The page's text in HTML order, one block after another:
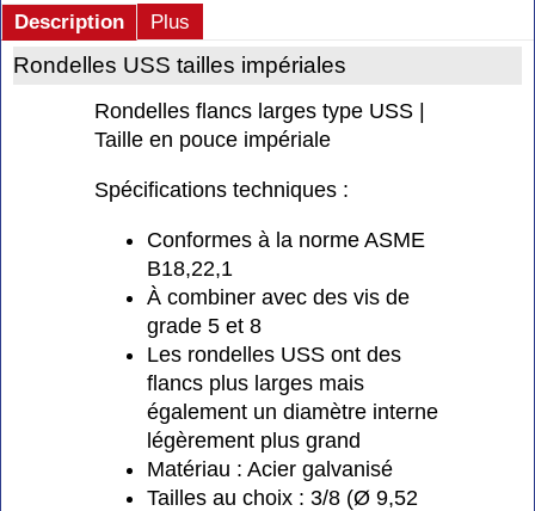
Description Plus
Rondelles USS tailles impériales
Rondelles flancs larges type USS |
Taille en pouce impériale
Spécifications techniques :
Conformes à la norme ASME
B18,22,1
À combiner avec des vis de
grade 5 et 8
Les rondelles USS ont des
flancs plus larges mais
également un diamètre interne
légèrement plus grand
Matériau : Acier galvanisé
Tailles au choix : 3/8 (Ø 9,52